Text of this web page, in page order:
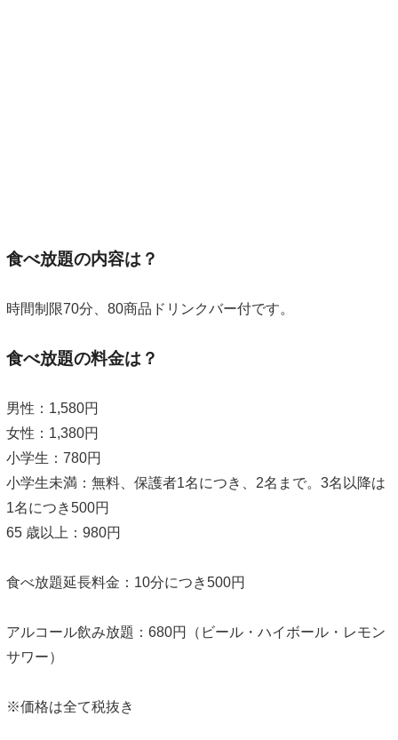
食べ放題の内容は？
時間制限70分、80商品ドリンクバー付です。
食べ放題の料金は？
男性：1,580円
女性：1,380円
小学生：780円
小学生未満：無料、保護者1名につき、2名まで。3名以降は
1名につき500円
65 歳以上：980円
食べ放題延長料金：10分につき500円
アルコール飲み放題：680円（ビール・ハイボール・レモン
サワー）
※価格は全て税抜き